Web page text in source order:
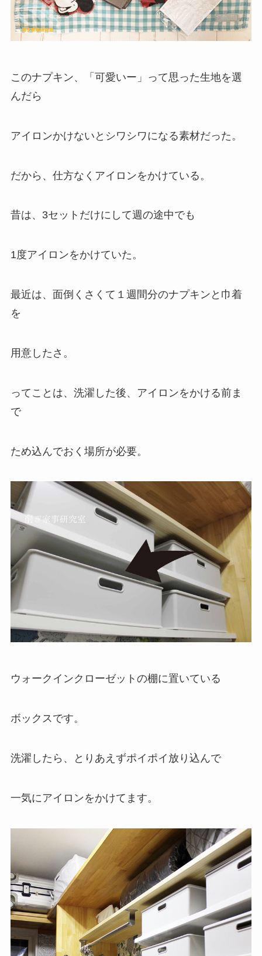
このナプキン、「可愛いー」って思った生地を選
んだら
アイロンかけないとシワシワになる素材だった。
だから、仕方なくアイロンをかけている。
昔は、3セットだけにして週の途中でも
1度アイロンをかけていた。
最近は、面倒くさくて１週間分のナプキンと巾着
を
用意したさ。
ってことは、洗濯した後、アイロンをかける前ま
で
ため込んでおく場所が必要。
ウォークインクローゼットの棚に置いている
ボックスです。
洗濯したら、とりあえずポイポイ放り込んで
一気にアイロンをかけてます。